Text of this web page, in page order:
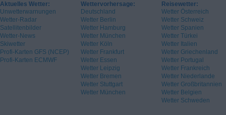
Aktuelles Wetter:
Unwetterwarnungen
Wetter-Radar
Satellitenbilder
Wetter-News
Skiwetter
Profi-Karten GFS (NCEP)
Profi-Karten ECMWF
Wettervorhersage:
Deutschland
Wetter Berlin
Wetter Hamburg
Wetter München
Wetter Köln
Wetter Frankfurt
Wetter Essen
Wetter Leipzig
Wetter Bremen
Wetter Stuttgart
Wetter München
Reisewetter:
Wetter Österreich
Wetter Schweiz
Wetter Spanien
Wetter Türkei
Wetter Italien
Wetter Griechenland
Wetter Portugal
Wetter Frankreich
Wetter Niederlande
Wetter Großbritannien
Wetter Belgien
Wetter Schweden